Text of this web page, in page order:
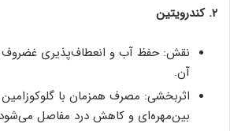
۲. کندرویتین
نقش: حفظ آب و انعطاف‌پذیری غضروف
آن.
اثربخشی: مصرف همزمان با
بین‌مهره‌ای و کاهش درد مفاصل